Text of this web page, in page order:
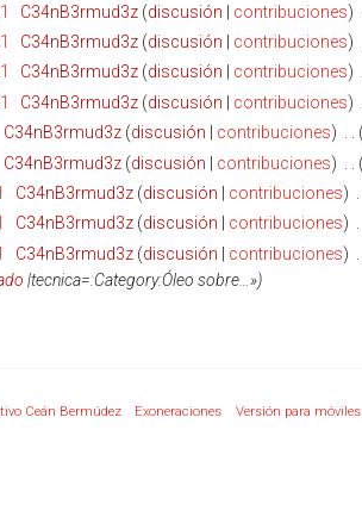
C34nB3rmud3z discusión contribuciones
C34nB3rmud3z discusión contribuciones
C34nB3rmud3z discusión contribuciones
C34nB3rmud3z discusión contribuciones
C34nB3rmud3z discusión contribuciones
C34nB3rmud3z discusión contribuciones
C34nB3rmud3z discusión contribuciones
C34nB3rmud3z discusión contribuciones
C34nB3rmud3z discusión contribuciones
|tecnica=:Category:Óleo sobre…»
Ceán Bermúdez Exoneraciones Versión para móviles